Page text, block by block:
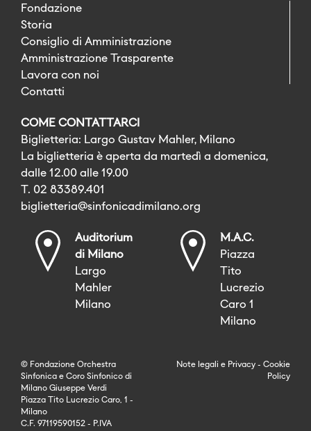
Fondazione
Storia
Consiglio di Amministrazione
Amministrazione Trasparente
Lavora con noi
Contatti
COME CONTATTARCI
Biglietteria: Largo Gustav Mahler, Milano
La biglietteria è aperta da martedì a domenica,
dalle 12.00 alle 19.00
T. 02 83389.401
biglietteria@sinfonicadimilano.org
Auditorium
di Milano
Largo
Mahler
Milano
M.A.C.
Piazza
Tito
Lucrezio
Caro 1
Milano
© Fondazione Orchestra
Sinfonica e Coro Sinfonico di
Milano Giuseppe Verdi
Piazza Tito Lucrezio Caro, 1 -
Milano
C.F. 97119590152 - P.IVA
Note legali e Privacy - Cookie
Policy